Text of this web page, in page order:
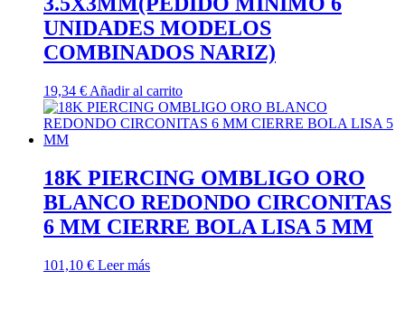
UNIDADES MODELOS
COMBINADOS NARIZ)
19,34 € Añadir al carrito
18K PIERCING OMBLIGO ORO
BLANCO REDONDO CIRCONITAS
6 MM CIERRE BOLA LISA 5 MM
101,10 € Leer más